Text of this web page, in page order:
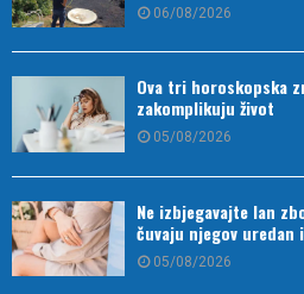
06/08/2026
Ova tri horoskopska
zakomplikuju život
05/08/2026
Ne izbjegavajte lan
čuvaju njegov uredan
05/08/2026